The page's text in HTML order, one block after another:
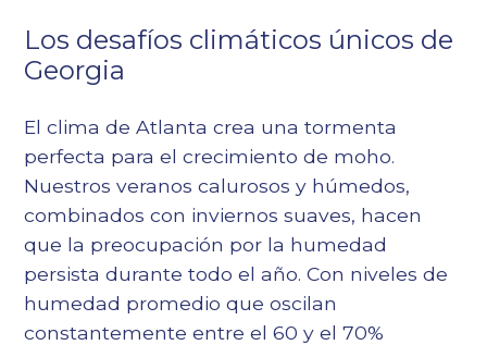
Los desafíos climáticos únicos de
Georgia
El clima de Atlanta crea una tormenta
perfecta para el crecimiento de moho.
Nuestros veranos calurosos y húmedos,
combinados con inviernos suaves, hacen
que la preocupación por la humedad
persista durante todo el año. Con niveles de
humedad promedio que oscilan
constantemente entre el 60 y el 70%